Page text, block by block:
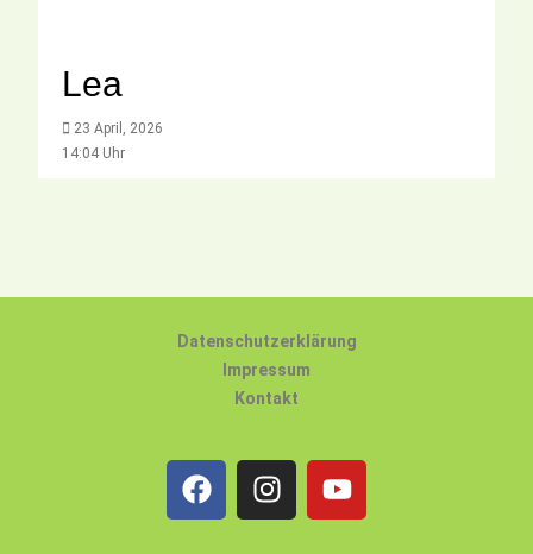
Lea
23 April, 2026
14:04 Uhr
Datenschutzerklärung
Impressum
Kontakt